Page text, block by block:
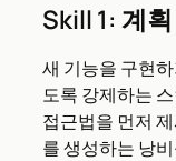
Skill 1: 계
새 기능을 구현
도록 강제하는
접근법을 먼저
를 생성하는 낭